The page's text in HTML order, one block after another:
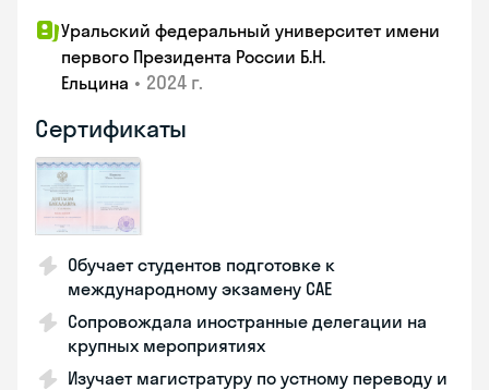
Уральский федеральный университет имени
первого Президента России Б.Н.
Ельцина • 2024 г.
Сертификаты
Обучает студентов подготовке к
международному экзамену CAE
Сопровождала иностранные делегации на
крупных мероприятиях
Изучает магистратуру по устному переводу и